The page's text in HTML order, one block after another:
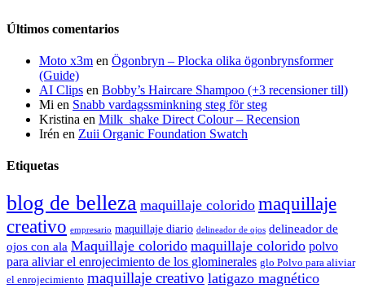
Últimos comentarios
Moto x3m en Ögonbryn – Plocka olika ögonbrynsformer
(Guide)
AI Clips en Bobby’s Haircare Shampoo (+3 recensioner till)
Mi en Snabb vardagssminkning steg för steg
Kristina en Milk_shake Direct Colour – Recension
Irén en Zuii Organic Foundation Swatch
Etiquetas
blog de belleza maquillaje colorido maquillaje
creativo empresario maquillaje diario delineador de ojos delineador de
ojos con ala Maquillaje colorido maquillaje colorido polvo
para aliviar el enrojecimiento de los glominerales glo Polvo para aliviar
el enrojecimiento maquillaje creativo latigazo magnético